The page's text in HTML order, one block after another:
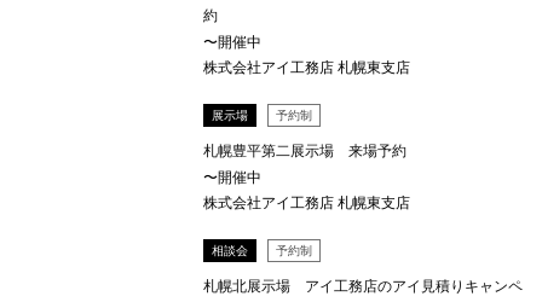
約
〜開催中
株式会社アイ工務店 札幌東支店
展示場 予約制
札幌豊平第二展示場 来場予約
〜開催中
株式会社アイ工務店 札幌東支店
相談会 予約制
札幌北展示場 アイ工務店のアイ見積りキャンペ